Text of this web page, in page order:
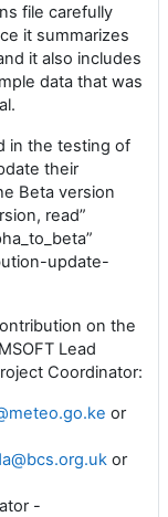
file carefully
it summarizes
it also includes
data that was
in the testing of
their
Beta version
read”
update-
on the
Lead
Coordinator:
or
or
-